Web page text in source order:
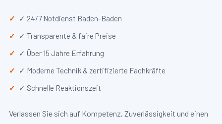
✓ 24/7 Notdienst Baden-Baden
✓ Transparente & faire Preise
✓ Über 15 Jahre Erfahrung
✓ Moderne Technik & zertifizierte Fachkräfte
✓ Schnelle Reaktionszeit
Verlassen Sie sich auf Kompetenz, Zuverlässigkeit und einen